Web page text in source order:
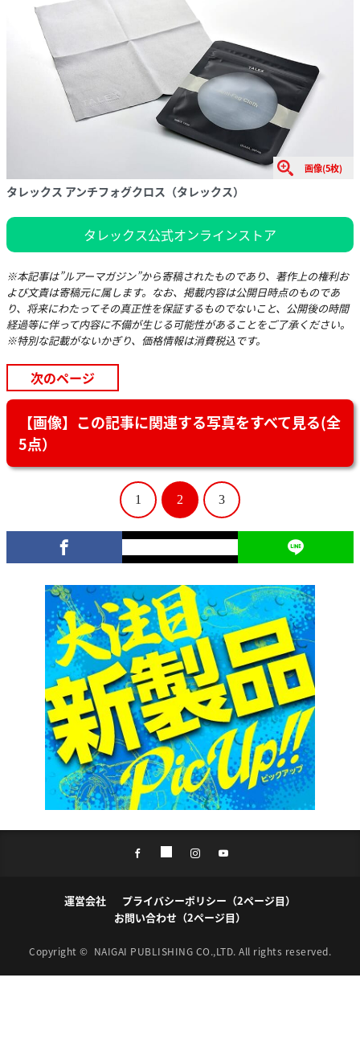
画像(5枚)
タレックス アンチフォグクロス（タレックス）
タレックス公式オンラインストア
※本記事は”ルアーマガジン”から寄稿されたものであり、著作上の権利お
よび文責は寄稿元に属します。なお、掲載内容は公開日時点のものであ
り、将来にわたってその真正性を保証するものでないこと、公開後の時間
経過等に伴って内容に不備が生じる可能性があることをご了承ください。
※特別な記載がないかぎり、価格情報は消費税込です。
次のページ
【画像】この記事に関連する写真をすべて見る(全
5点）
1 2 3
運営会社
プライバシーポリシー（2ページ目）
お問い合わせ（2ページ目）
Copyright © NAIGAI PUBLISHING CO.,LTD. All rights reserved.